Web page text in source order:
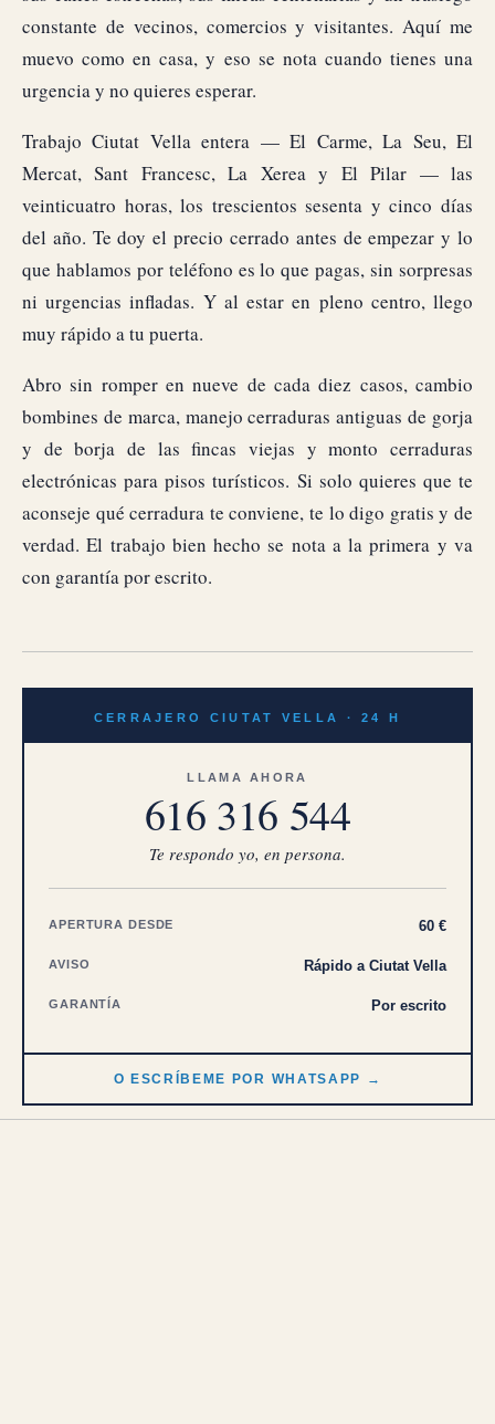
constante de vecinos, comercios y visitantes. Aquí me
muevo como en casa, y eso se nota cuando tienes una
urgencia y no quieres esperar.
Trabajo Ciutat Vella entera — El Carme, La Seu, El
Mercat, Sant Francesc, La Xerea y El Pilar — las
veinticuatro horas, los trescientos sesenta y cinco días
del año. Te doy el precio cerrado antes de empezar y lo
que hablamos por teléfono es lo que pagas, sin sorpresas
ni urgencias infladas. Y al estar en pleno centro, llego
muy rápido a tu puerta.
Abro sin romper en nueve de cada diez casos, cambio
bombines de marca, manejo cerraduras antiguas de gorja
y de borja de las fincas viejas y monto cerraduras
electrónicas para pisos turísticos. Si solo quieres que te
aconseje qué cerradura te conviene, te lo digo gratis y de
verdad. El trabajo bien hecho se nota a la primera y va
con garantía por escrito.
CERRAJERO CIUTAT VELLA · 24 H
LLAMA AHORA
616 316 544
Te respondo yo, en persona.
APERTURA DESDE 60 €
AVISO Rápido a Ciutat Vella
GARANTÍA Por escrito
O ESCRÍBEME POR WHATSAPP →